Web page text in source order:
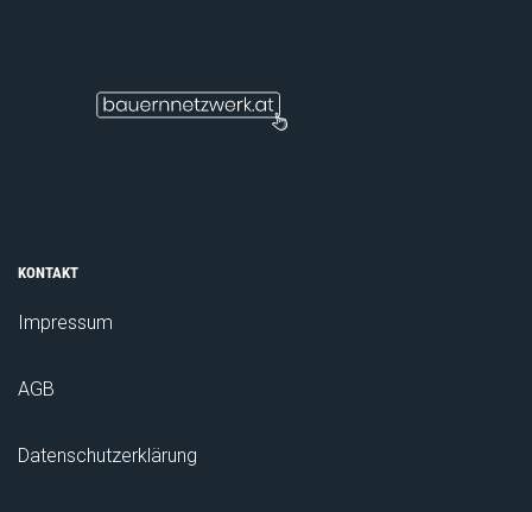
KONTAKT
Impressum
AGB
Datenschutzerklärung